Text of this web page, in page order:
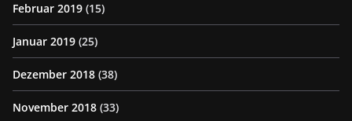
Februar 2019 (15)
Januar 2019 (25)
Dezember 2018 (38)
November 2018 (33)